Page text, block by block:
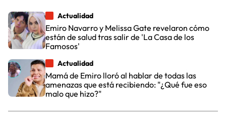
Actualidad
Emiro Navarro y Melissa Gate revelaron cómo
están de salud tras salir de 'La Casa de los
Famosos'
Actualidad
Mamá de Emiro lloró al hablar de todas las
amenazas que está recibiendo: "¿Qué fue eso
malo que hizo?"